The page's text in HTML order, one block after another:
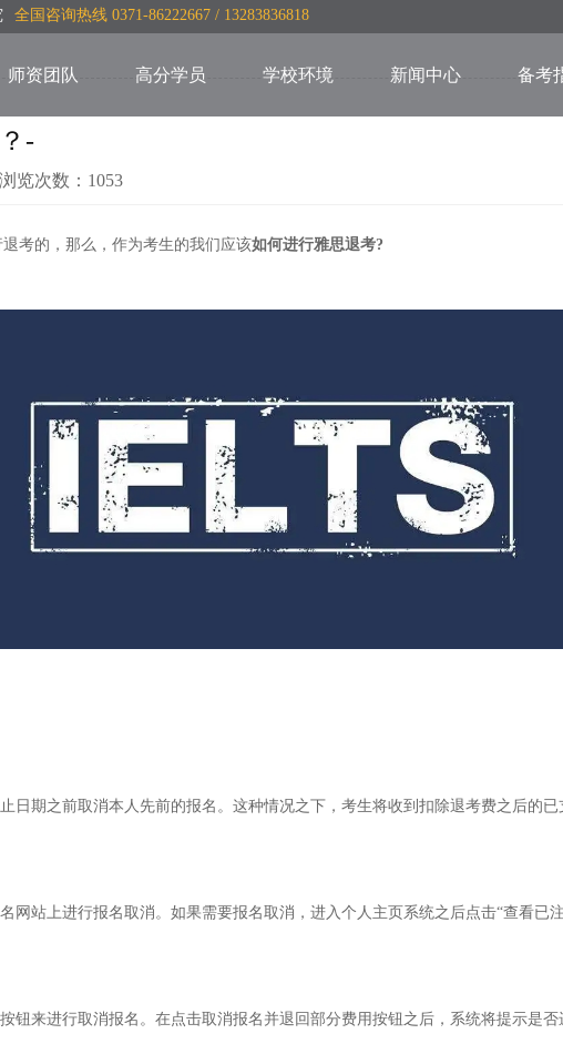
全国咨询热线 0371-86222667 / 13283836818
师资团队 高分学员 学校环境 新闻中心 备考
-
览次数：1053
考的，那么，作为考生的我们应该如何进行雅思退考?
日期之前取消本人先前的报名。这种情况之下，考生将收到扣除退考费之后的已
网站上进行报名取消。如果需要报名取消，进入个人主页系统之后点击“查看已注
钮来进行取消报名。在点击取消报名并退回部分费用按钮之后，系统将提示是否